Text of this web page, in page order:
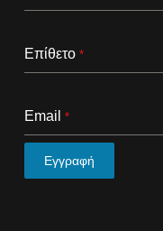
Επίθετο *
Email *
Εγγραφή